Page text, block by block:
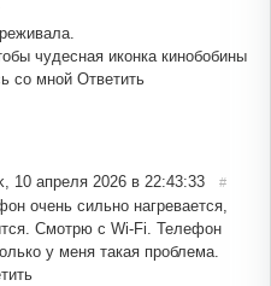
чудесная иконка кинобобины
со мной Ответить
, 10 апреля 2026 в 22:43:33 #
очень сильно нагревается,
Смотрю с Wi-Fi. Телефон
у меня такая проблема.